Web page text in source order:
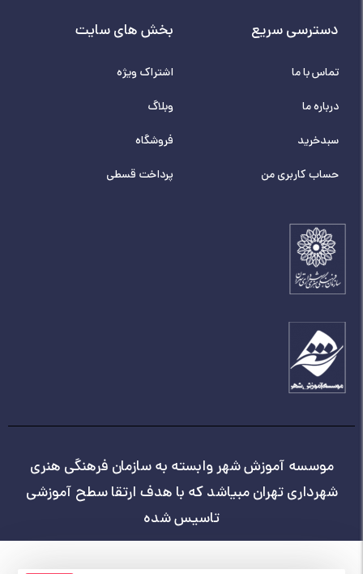
دسترسی سریع
تماس با ما
درباره ما
سبدخرید
حساب کاربری من
بخش های سایت
اشتراک ویژه
وبلاگ
فروشگاه
پرداخت قسطی
موسسه آموزش شهر وابسته به سازمان فرهنگی هنری
شهرداری تهران مبیاشد که با هدف ارتقا سطح آموزشی
تاسیس شده